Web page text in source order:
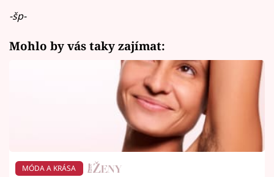
-šp-
Mohlo by vás taky zajímat:
MÓDA A KRÁSA